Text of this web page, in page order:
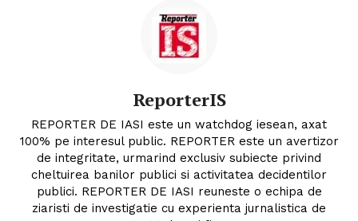
ReporterIS
REPORTER DE IASI este un watchdog iesean, axat
100% pe interesul public. REPORTER este un avertizor
de integritate, urmarind exclusiv subiecte privind
cheltuirea banilor publici si activitatea decidentilor
publici. REPORTER DE IASI reuneste o echipa de
ziaristi de investigatie cu experienta jurnalistica de